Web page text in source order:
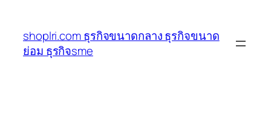
เนื้อหา
shoplri.com ธุรกิจขนาดกลาง ธุรกิจขนาด
ย่อม ธุรกิจsme